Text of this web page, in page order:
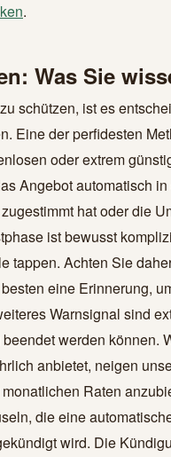
.
Was Sie
schützen, ist es
Eine der perfidesten
oder extrem
Angebot automatisch
hat oder die
ist bewusst
tappen. Achten Sie
eine Erinnerung,
Warnsignal sind
werden können.
anbietet, neigen
Raten
die eine
wird. Die